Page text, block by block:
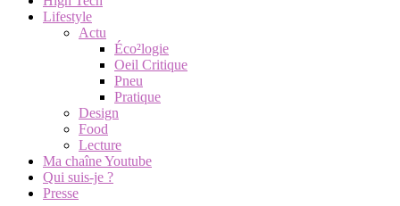
Lifestyle
Actu
Éco²logie
Oeil Critique
Pneu
Pratique
Design
Food
Lecture
Ma chaîne Youtube
Qui suis-je ?
Presse